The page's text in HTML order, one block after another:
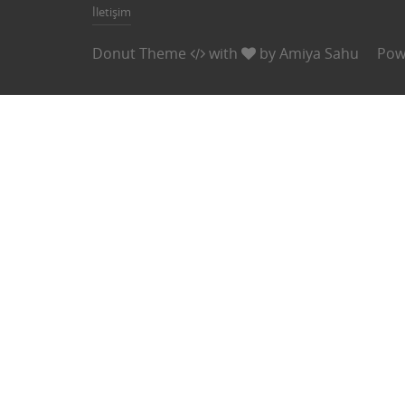
İletişim
Donut Theme with byAmiya Sahu